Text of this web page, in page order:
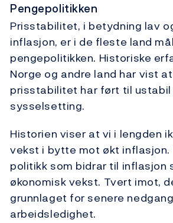
Pengepolitikken
Prisstabilitet, i betydning lav
inflasjon, er i de fleste land
pengepolitikken. Historiske
Norge og andre land har vist
prisstabilitet har ført til ustabil
sysselsetting.
Historien viser at vi i lengden
vekst i bytte mot økt inflasjon.
politikk som bidrar til inflasjon
økonomisk vekst. Tvert imot,
grunnlaget for senere
arbeidsledighet.